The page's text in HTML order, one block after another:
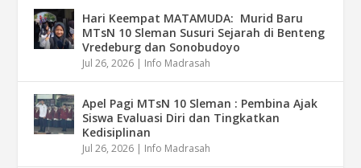
Hari Keempat MATAMUDA: Murid Baru
MTsN 10 Sleman Susuri Sejarah di Benteng
Vredeburg dan Sonobudoyo
Jul 26, 2026 | Info Madrasah
Apel Pagi MTsN 10 Sleman : Pembina Ajak
Siswa Evaluasi Diri dan Tingkatkan
Kedisiplinan
Jul 26, 2026 | Info Madrasah